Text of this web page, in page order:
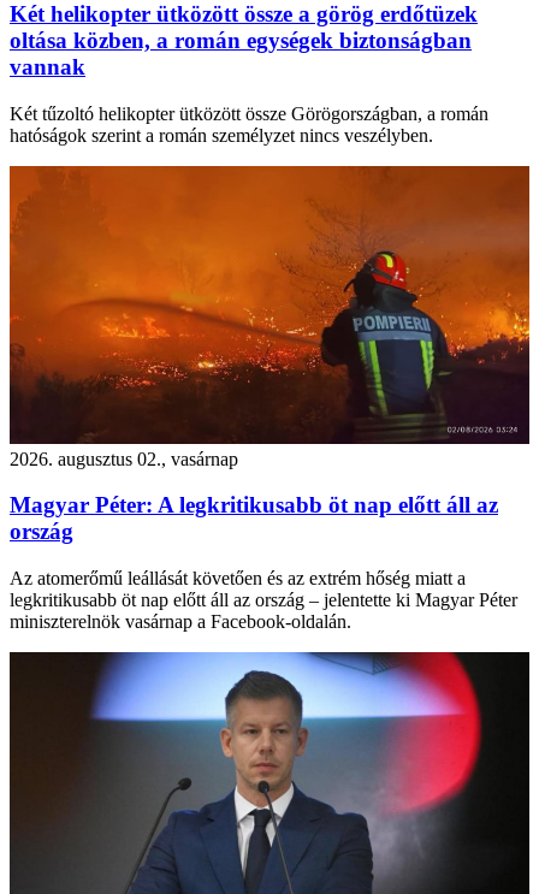
Két helikopter ütközött össze a görög erdőtüzek
oltása közben, a román egységek biztonságban
vannak
Két tűzoltó helikopter ütközött össze Görögországban, a román
hatóságok szerint a román személyzet nincs veszélyben.
2026. augusztus 02., vasárnap
Magyar Péter: A legkritikusabb öt nap előtt áll az
ország
Az atomerőmű leállását követően és az extrém hőség miatt a
legkritikusabb öt nap előtt áll az ország – jelentette ki Magyar Péter
miniszterelnök vasárnap a Facebook-oldalán.